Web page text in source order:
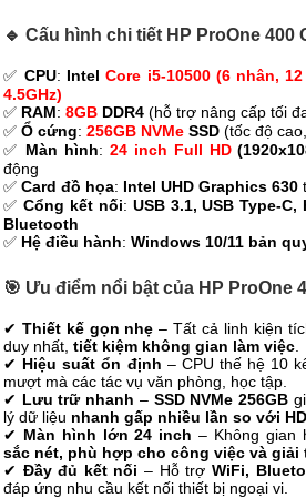
🔹 Cấu hình chi tiết HP ProOne 400
✅ CPU: IntelCore i5-10500 (6 nhân,
4.5GHz)
✅ RAM: 8GB DDR4 (hỗ trợ nâng cấp tối
✅ Ổ cứng: 256GB NVMe SSD (tốc độ
✅ Màn hình: 24 inch Full HD
động
✅ Card đồ họa: Intel UHD Graphics 630
✅ Cổng kết nối: USB 3.1, USB Type-
Bluetooth
✅ Hệ điều hành: Windows 10/11 bản
🎯 Ưu điểm nổi bật của HP ProOne
✔ Thiết kế gọn nhẹ – Tất cả linh kiện
duy nhất, tiết kiệm không gian làm việc
✔ Hiệu suất ổn định – CPU thế hệ 10
mượt mà các tác vụ văn phòng, học tập.
✔ Lưu trữ nhanh – SSD NVMe 256GB
lý dữ liệu nhanh gấp nhiều lần so với
✔ Màn hình lớn 24 inch – Không gian
sắc nét, phù hợp cho công việc và giải
✔ Đầy đủ kết nối – Hỗ trợ WiFi,
đáp ứng nhu cầu kết nối thiết bị ngoại vi.